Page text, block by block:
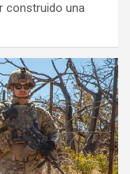
construido una